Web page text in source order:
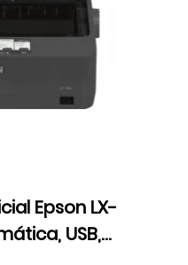
Epson LX-
USB,